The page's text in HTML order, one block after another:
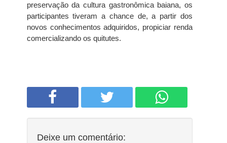
preservação da cultura gastronômica baiana, os
participantes tiveram a chance de, a partir dos
novos conhecimentos adquiridos, propiciar renda
comercializando os quitutes.
Deixe um comentário: